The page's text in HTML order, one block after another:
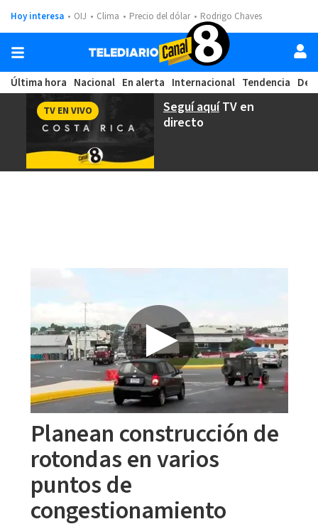
Hoy interesa OIJ Clima Precio del dólar Rodrigo Chaves
Última hora Nacional En alerta Internacional Tendencia
Seguí aquíTV en
directo
TV EN VIVO
Planean construcción de
rotondas en varios
puntos de
congestionamiento